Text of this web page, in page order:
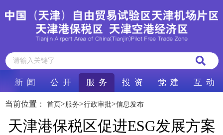
新 闻 公 开 服 务 投 资 党 建 互 动
当前位置： 首页>服务>行政审批>信息发布
天津港保税区促进ESG发展方案